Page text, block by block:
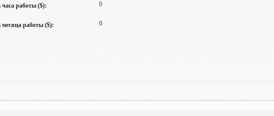
работы ($): 0
месяца работы ($): 0